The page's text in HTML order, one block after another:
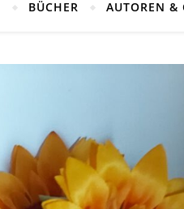
BÜCHER AUTOREN &